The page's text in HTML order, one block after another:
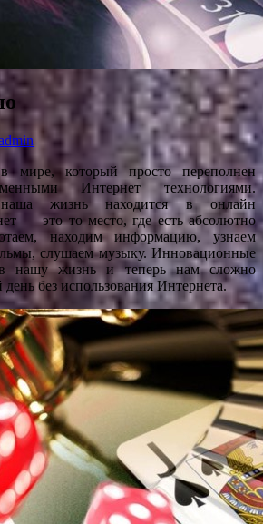
который просто переполнен
Интернет технологиями.
жизнь находится в онлайн
— это то место, где есть абсолютно
находим информацию, узнаем
слушаем музыку. Инновационные
нашу жизнь и теперь нам сложно
день без использования Интернета.